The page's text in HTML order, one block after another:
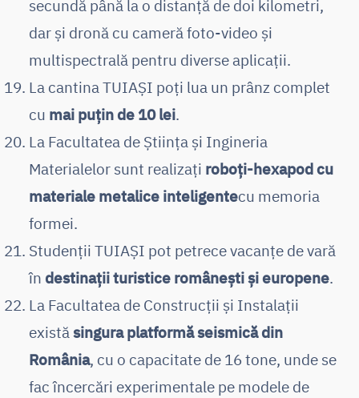
secundă până la o distanță de doi kilometri,
dar și dronă cu cameră foto-video și
multispectrală pentru diverse aplicații.
La cantina TUIAȘI poți lua un prânz complet
cu mai puțin de 10 lei.
La Facultatea de Știința și Ingineria
Materialelor sunt realizați roboți-hexapod cu
materiale metalice inteligentecu memoria
formei.
Studenții TUIAȘI pot petrece vacanțe de vară
în destinații turistice românești și europene.
La Facultatea de Construcții și Instalații
existăsingura platformă seismică din
România, cu o capacitate de 16 tone, unde se
fac încercări experimentale pe modele de